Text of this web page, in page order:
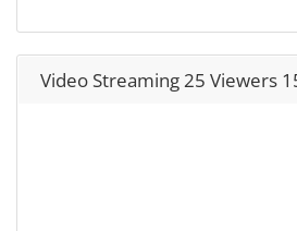
Video Streaming 25 Viewers